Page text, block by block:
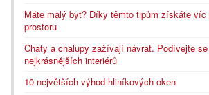
Máte malý byt? Díky těmto tipům získáte víc
prostoru
Chaty a chalupy zažívají návrat. Podívejte se
nejkrásnějších interiérů
10 největších výhod hliníkových oken